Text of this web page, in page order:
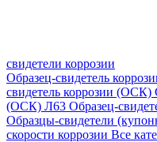
свидетели коррозии
Образец-свидетель
свидетель коррозии (ОСК)
(ОСК) Л63 Образец-
Образцы-свидетели
скорости коррозии Все